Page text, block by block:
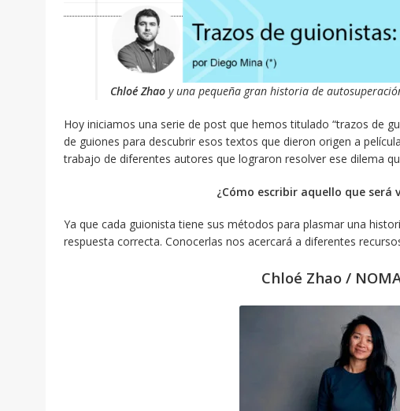
Chloé Zhaoy una pequeña gran historia de
Hoy iniciamos una serie de post que hemos titulado “trazos de
de guiones para descubrir esos textos que dieron origen a
trabajo de diferentes autores que lograron resolver ese dilema
¿Cómo escribir aquello que será
Ya que cada guionista tiene sus métodos para plasmar una
respuesta correcta. Conocerlas nos acercará a diferentes
Chloé Zhao /